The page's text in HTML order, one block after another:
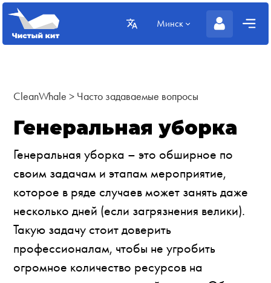
Минск
CleanWhale > Часто задаваемые вопросы
Генеральная уборка
Генеральная уборка – это обширное по
своим задачам и этапам мероприятие,
которое в ряде случаев может занять даже
несколько дней (если загрязнения велики).
Такую задачу стоит доверить
профессионалам, чтобы не угробить
огромное количество ресурсов на